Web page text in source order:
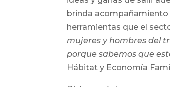
brinda acompañamiento
herramientas que el
mujeres y hombres del
porque sabemos que
Hábitat y Economía